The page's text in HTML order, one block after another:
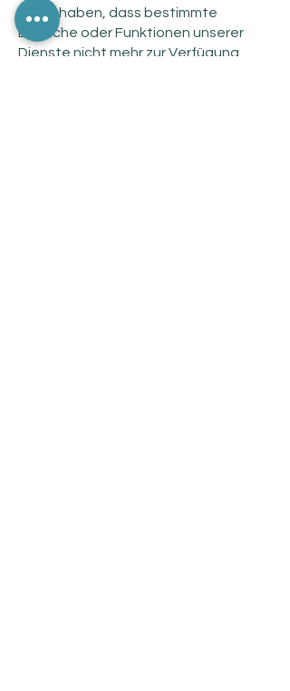
Folge haben, dass bestimmte
Bereiche oder Funktionen unserer
Dienste nicht mehr zur Verfügung